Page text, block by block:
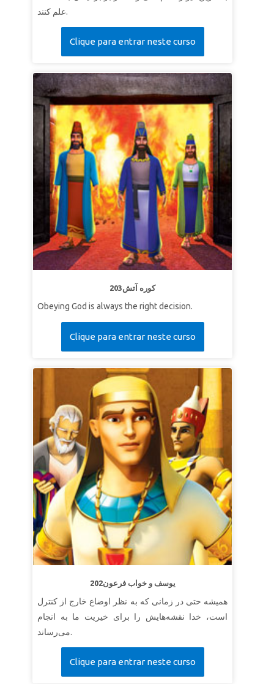
علم کنند.
Clique para entrar neste curso
203کوره آتش
Obeying God is always the right decision.
Clique para entrar neste curso
202یوسف و خواب فرعون
همیشه حتی در زمانی که به نظر اوضاع خارج از کنترل
است، خدا نقشه‌هایش را برای خیریت ما به انجام
می‌رساند.
Clique para entrar neste curso